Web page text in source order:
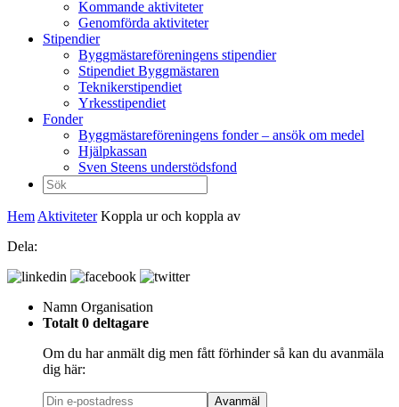
Kommande aktiviteter
Genomförda aktiviteter
Stipendier
Byggmästareföreningens stipendier
Stipendiet Byggmästaren
Teknikerstipendiet
Yrkesstipendiet
Fonder
Byggmästareföreningens fonder – ansök om medel
Hjälpkassan
Sven Steens understödsfond
Sök
efter:
Hem Aktiviteter Koppla ur och koppla av
Dela:
Namn Organisation
Totalt 0 deltagare
Om du har anmält dig men fått förhinder så kan du avanmäla
dig här:
Avanmäl